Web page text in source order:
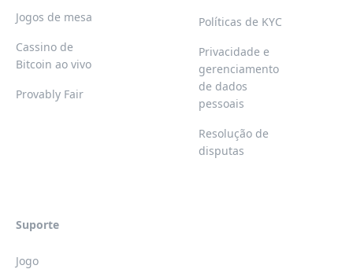
Jogos de mesa
Cassino de
Bitcoin ao vivo
Provably Fair
Políticas de KYC
Privacidade e
gerenciamento
de dados
pessoais
Resolução de
disputas
Suporte
Jogo